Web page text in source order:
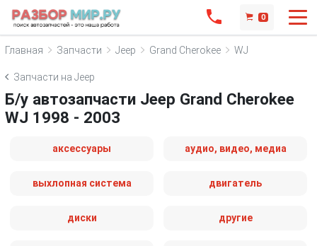
0
Главная Запчасти Jeep Grand Cherokee WJ
Запчасти на Jeep
Б/у автозапчасти Jeep Grand Cherokee
WJ 1998 - 2003
аксессуары аудио, видео, медиа
выхлопная система двигатель
диски другие